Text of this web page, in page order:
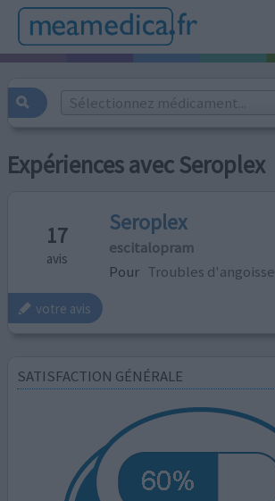
Sélectionnez médicament...
Expériences avec Seroplex
17
avis
Seroplex
escitalopram
Pour Troubles d'angoisse
votre avis
SATISFACTION GÉNÉRALE